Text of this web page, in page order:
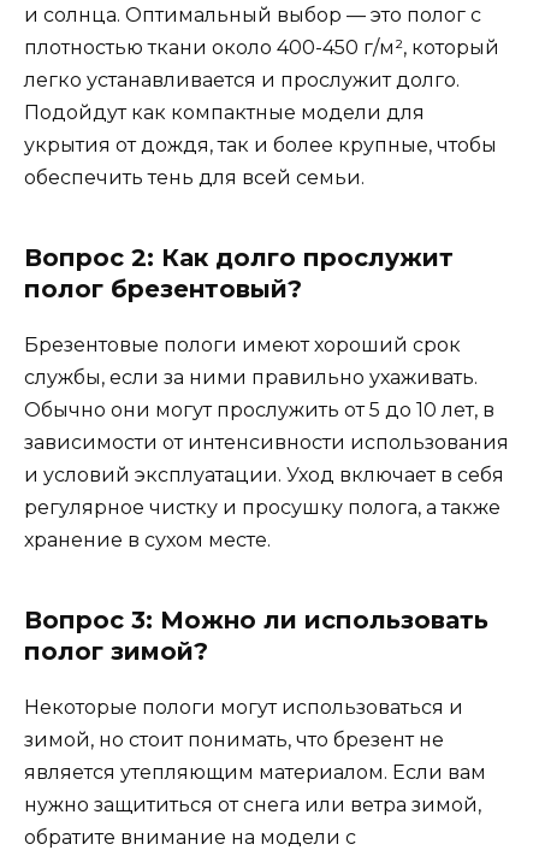
и солнца. Оптимальный выбор — это полог с
плотностью ткани около 400-450 г/м², который
легко устанавливается и прослужит долго.
Подойдут как компактные модели для
укрытия от дождя, так и более крупные, чтобы
обеспечить тень для всей семьи.
Вопрос 2: Как долго прослужит
полог брезентовый?
Брезентовые пологи имеют хороший срок
службы, если за ними правильно ухаживать.
Обычно они могут прослужить от 5 до 10 лет, в
зависимости от интенсивности использования
и условий эксплуатации. Уход включает в себя
регулярное чистку и просушку полога, а также
хранение в сухом месте.
Вопрос 3: Можно ли использовать
полог зимой?
Некоторые пологи могут использоваться и
зимой, но стоит понимать, что брезент не
является утепляющим материалом. Если вам
нужно защититься от снега или ветра зимой,
обратите внимание на модели с